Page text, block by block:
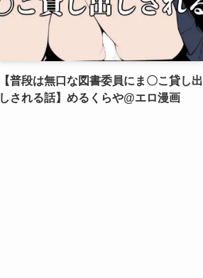
【普段は無口な図書委員にま〇こ貸し出
しされる話】めるくらや@エロ漫画